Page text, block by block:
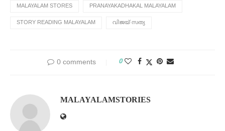
MALAYALAM STORES PRANAYAKADHAKAL MALAYALAM
STORY READING MALAYALAM വിജയ് സത്യ
0 comments 0
MALAYALAMSTORIES